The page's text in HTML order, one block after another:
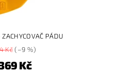
PÁDU
Kč(–9 %)
Kč